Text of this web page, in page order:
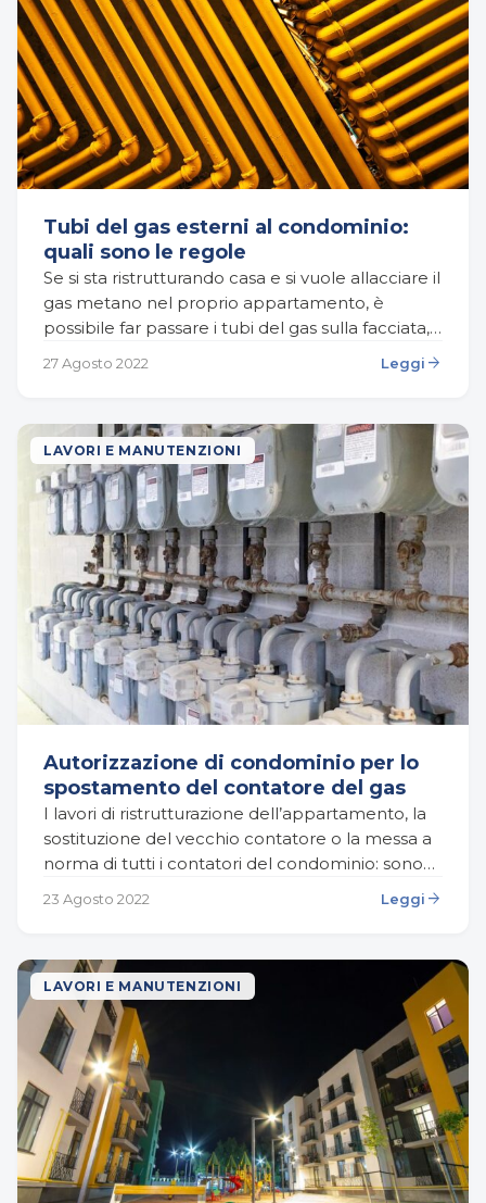
Tubi del gas esterni al condominio:
quali sono le regole
Se si sta ristrutturando casa e si vuole allacciare il
gas metano nel proprio appartamento, è
possibile far passare i tubi del gas sulla facciata,
27 Agosto 2022 Leggi arrow_forward
LAVORI E MANUTENZIONI
Autorizzazione di condominio per lo
spostamento del contatore del gas
I lavori di ristrutturazione dell’appartamento, la
sostituzione del vecchio contatore o la messa a
norma di tutti i contatori del condominio: sono
necessario…
23 Agosto 2022 Leggi arrow_forward
LAVORI E MANUTENZIONI